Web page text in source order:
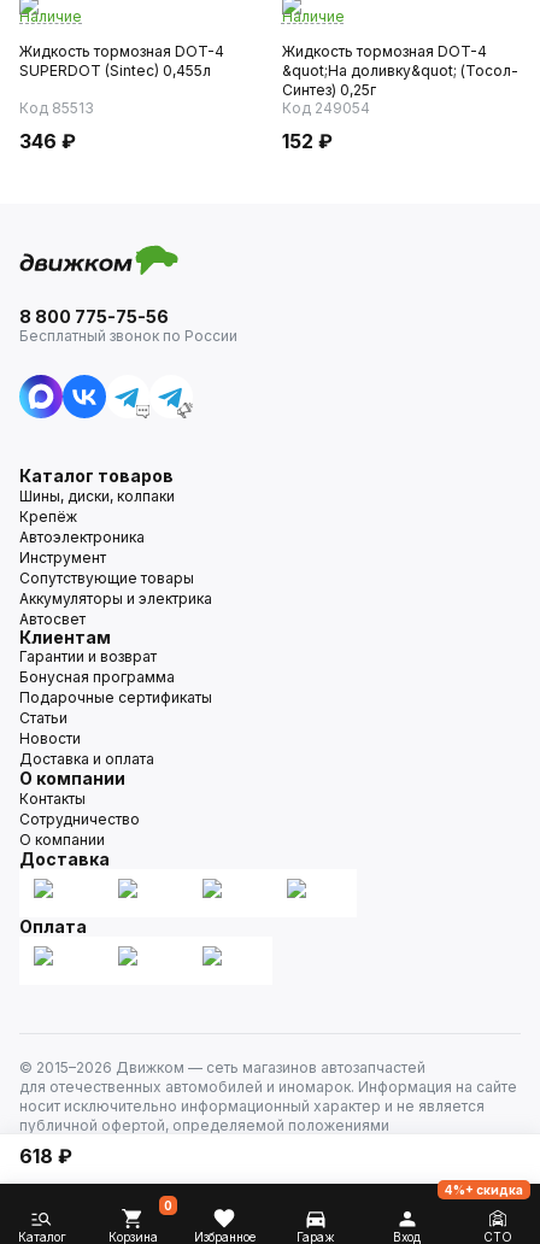
Наличие
Жидкость тормозная DOT-4
SUPERDOT (Sintec) 0,455л
Код 85513
346 ₽
Наличие
Жидкость тормозная DOT-4
&quot;На доливку&quot; (Тосол-
Синтез) 0,25г
Код 249054
152 ₽
618 ₽
8 800 775-75-56
Бесплатный звонок по России
Каталог товаров
Шины, диски, колпаки
Крепёж
Автоэлектроника
Инструмент
Сопутствующие товары
Аккумуляторы и электрика
Автосвет
Клиентам
Гарантии и возврат
Бонусная программа
Подарочные сертификаты
Статьи
Новости
Доставка и оплата
О компании
Контакты
Сотрудничество
О компании
Доставка
Оплата
© 2015–2026 Движком — сеть магазинов автозапчастей
для отечественных автомобилей и иномарок. Информация на сайте
носит исключительно информационный характер и не является
публичной офертой, определяемой положениями
Каталог Корзина
0
Избранное Гараж Вход СТО
4%+ скидка